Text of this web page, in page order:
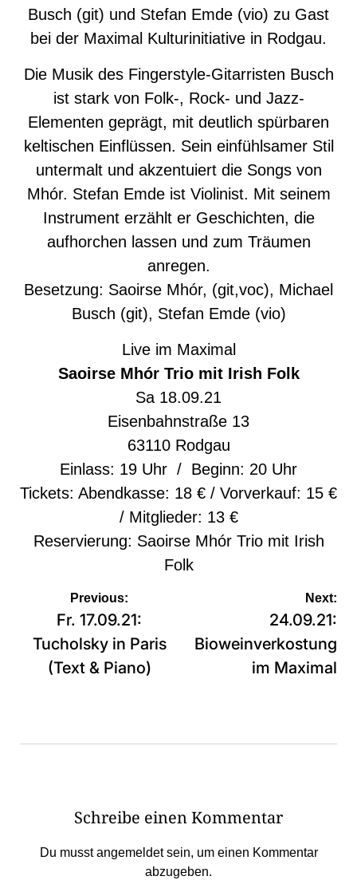
Busch (git) und Stefan Emde (vio) zu Gast
bei der Maximal Kulturinitiative in Rodgau.
Die Musik des Fingerstyle-Gitarristen Busch
ist stark von Folk-, Rock- und Jazz-
Elementen geprägt, mit deutlich spürbaren
keltischen Einflüssen. Sein einfühlsamer Stil
untermalt und akzentuiert die Songs von
Mhór. Stefan Emde ist Violinist. Mit seinem
Instrument erzählt er Geschichten, die
aufhorchen lassen und zum Träumen
anregen.
Besetzung: Saoirse Mhór, (git,voc), Michael
Busch (git), Stefan Emde (vio)
Live im Maximal
Saoirse Mhór Trio mit Irish Folk
Sa 18.09.21
Eisenbahnstraße 13
63110 Rodgau
Einlass: 19 Uhr / Beginn: 20 Uhr
Tickets: Abendkasse: 18 € / Vorverkauf: 15 €
/ Mitglieder: 13 €
Reservierung: Saoirse Mhór Trio mit Irish
Folk
Beitragsnavigation
Previous:
Fr. 17.09.21:
Tucholsky in Paris
(Text & Piano)
Next:
24.09.21:
Bioweinverkostung
im Maximal
Schreibe einen Kommentar
Du musstangemeldetsein, um einen Kommentar
abzugeben.